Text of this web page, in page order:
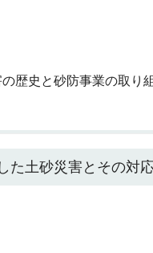
歴史と砂防事業の取り
た土砂災害とその対